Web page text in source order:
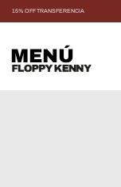
15% OFF TRANSFERENCIA
MENÚ